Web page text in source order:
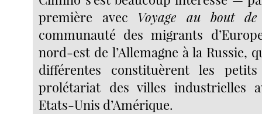
première avec Voyage au bout de
communauté des migrants
nord-est de l’Allemagne à la Russie,
différentes constituèrent les
prolétariat des villes industrielles
Etats-Unis d’Amérique.